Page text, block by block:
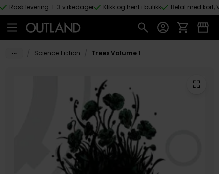
Hopp til hovedinnhold
Rask levering: 1-3 virkedager Klikk og hent i butikk Betal med kort,
Science Fiction Trees Volume 1